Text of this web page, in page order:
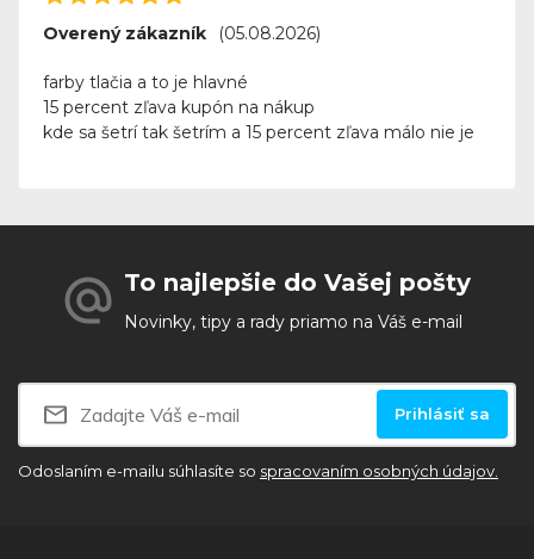
Overený zákazník (05.08.2026)
farby tlačia a to je hlavné
15 percent zľava kupón na nákup
kde sa šetrí tak šetrím a 15 percent zľava málo nie je
To najlepšie do Vašej pošty
Novinky, tipy a rady priamo na Váš e-mail
Prihlásiť sa
Odoslaním e-mailu súhlasíte so spracovaním osobných údajov.